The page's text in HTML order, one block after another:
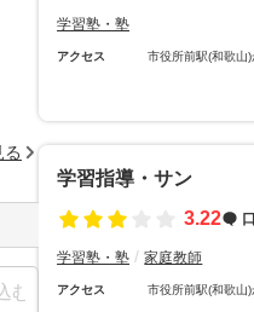
学習塾・塾
アクセス 市役所前駅(和歌山)
学習指導・サン
3.22
学習塾・塾 家庭教師
アクセス 市役所前駅(和歌山)
る